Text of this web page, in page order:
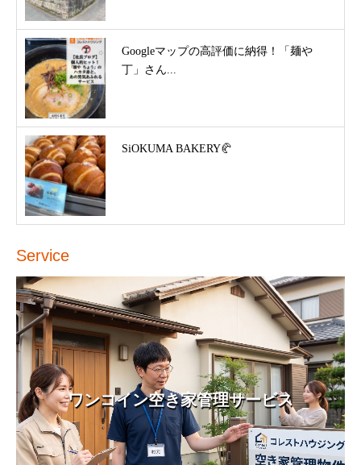
Googleマップの高評価に納得！「麺や
丁」さん...
SiOKUMA BAKERY🥐
Service
ワンコイン空き家管理サービス